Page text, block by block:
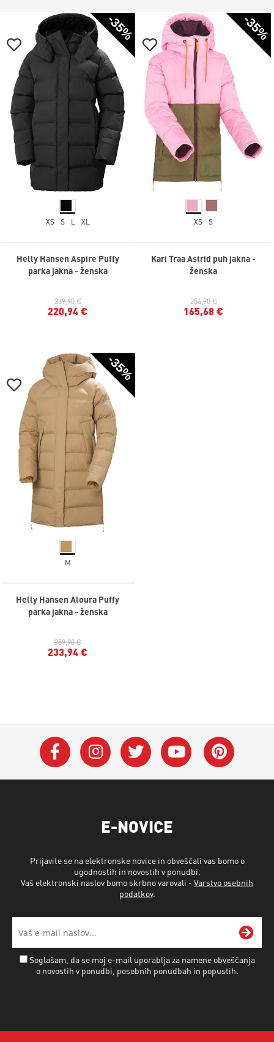
-35%
XS S L XL
Helly Hansen Aspire Puffy
parka jakna - ženska
339,90 €
220,94 €
-35%
XS S
Kari Traa Astrid puh jakna -
ženska
254,90 €
165,68 €
-35%
M
Helly Hansen Aloura Puffy
parka jakna - ženska
359,90 €
233,94 €
E-NOVICE
Prijavite se na elektronske novice in obveščali vas bomo o
ugodnostih in novostih v ponudbi.
Vaš elektronski naslov bomo skrbno varovali - Varstvo osebnih
podatkov.
Soglašam, da se moj e-mail uporablja za namene obveščanja
o novostih v ponudbi, posebnih ponudbah in popustih.